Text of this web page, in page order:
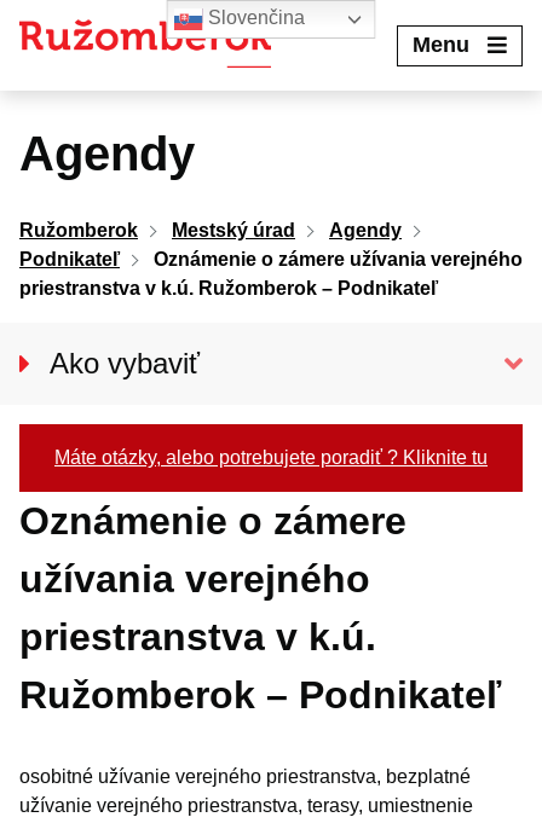
Menu
Agendy
Ružomberok Mestský úrad
Agendy
Podnikateľ
Oznámenie o zámere užívania verejného
priestranstva v k.ú. Ružomberok – Podnikateľ
Ako vybaviť
Máte otázky, alebo potrebujete poradiť ? Kliknite tu
Oznámenie o zámere
užívania verejného
priestranstva v k.ú.
Ružomberok – Podnikateľ
osobitné užívanie verejného priestranstva, bezplatné
užívanie verejného priestranstva, terasy, umiestnenie
Slovenčina